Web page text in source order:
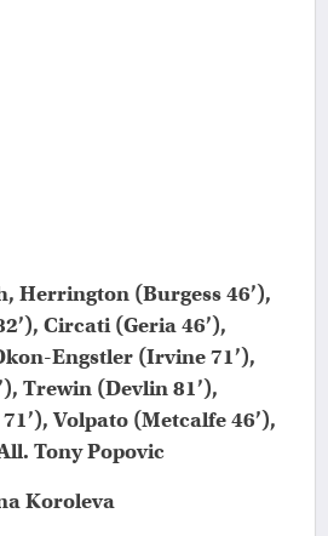
Herrington (Burgess 46’),
Circati (Geria 46’),
Engstler (Irvine 71’),
Trewin (Devlin 81’),
Volpato (Metcalfe 46’),
Tony Popovic
Koroleva